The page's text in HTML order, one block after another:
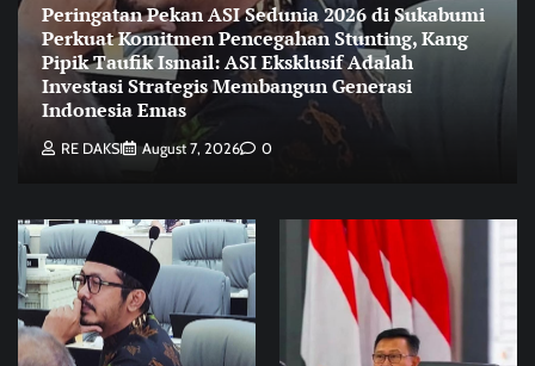
Peringatan Pekan ASI Sedunia 2026 di Sukabumi
Perkuat Komitmen Pencegahan Stunting, Kang
Pipik Taufik Ismail: ASI Eksklusif Adalah
Investasi Strategis Membangun Generasi
Indonesia Emas
RE DAKSI August 7, 2026 0